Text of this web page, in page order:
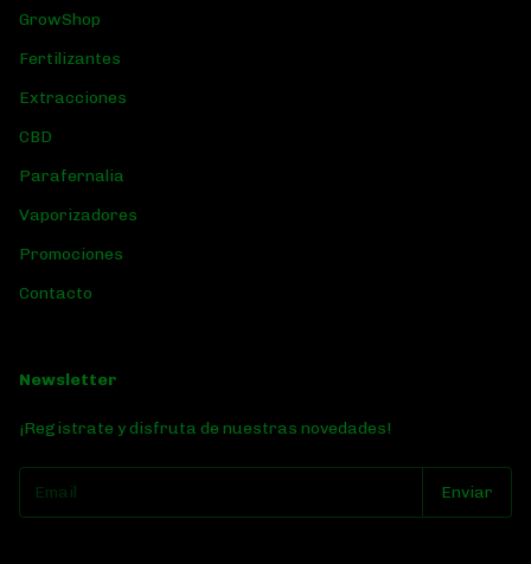
GrowShop
Fertilizantes
Extracciones
CBD
Parafernalia
Vaporizadores
Promociones
Contacto
Newsletter
¡Registrate y disfruta de nuestras novedades!